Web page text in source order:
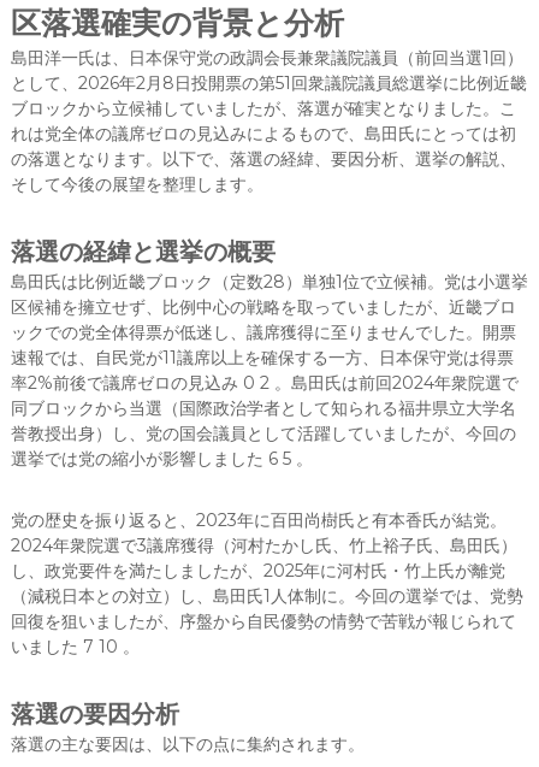
区落選確実の背景と分析
島田洋一氏は、日本保守党の政調会長兼衆議院議員（前回当選1回）
として、2026年2月8日投開票の第51回衆議院議員総選挙に比例近畿
ブロックから立候補していましたが、落選が確実となりました。こ
れは党全体の議席ゼロの見込みによるもので、島田氏にとっては初
の落選となります。以下で、落選の経緯、要因分析、選挙の解説、
そして今後の展望を整理します。
落選の経緯と選挙の概要
島田氏は比例近畿ブロック（定数28）単独1位で立候補。党は小選挙
区候補を擁立せず、比例中心の戦略を取っていましたが、近畿ブロ
ックでの党全体得票が低迷し、議席獲得に至りませんでした。開票
速報では、自民党が11議席以上を確保する一方、日本保守党は得票
率2%前後で議席ゼロの見込み 0 2 。島田氏は前回2024年衆院選で
同ブロックから当選（国際政治学者として知られる福井県立大学名
誉教授出身）し、党の国会議員として活躍していましたが、今回の
選挙では党の縮小が影響しました 6 5 。
党の歴史を振り返ると、2023年に百田尚樹氏と有本香氏が結党。
2024年衆院選で3議席獲得（河村たかし氏、竹上裕子氏、島田氏）
し、政党要件を満たしましたが、2025年に河村氏・竹上氏が離党
（減税日本との対立）し、島田氏1人体制に。今回の選挙では、党勢
回復を狙いましたが、序盤から自民優勢の情勢で苦戦が報じられて
いました 7 10 。
落選の要因分析
落選の主な要因は、以下の点に集約されます。